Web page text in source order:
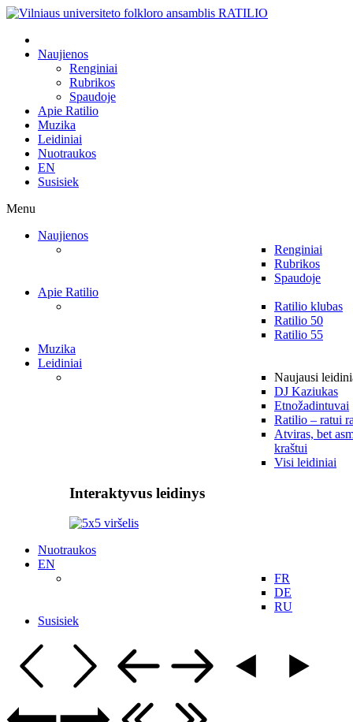
Naujienos
Renginiai
Rubrikos
Spaudoje
Apie Ratilio
Muzika
Leidiniai
Nuotraukos
EN
Susisiek
Menu
Naujienos
Renginiai
Rubrikos
Spaudoje
Apie Ratilio
Ratilio klubas
Ratilio 50
Ratilio 55
Muzika
Leidiniai
Naujausi
DJ Kaziukas
Etnožadintuvai
Ratilio – ratui
Atviras, bet
kraštui
Visi leidiniai
Interaktyvus leidinys
Nuotraukos
EN
FR
DE
RU
Susisiek